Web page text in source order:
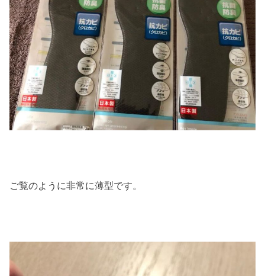
ご覧のように非常に薄型です。